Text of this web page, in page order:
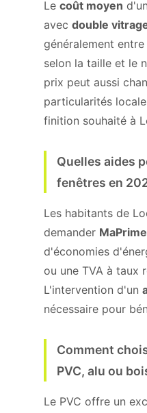
Le coût moyen
avec double
généralement
selon la taille et le
prix peut aussi
particularités
finition souhaité à
Quelles aides
fenêtres en
Les habitants de
demander
d'économies
ou une TVA à taux
L'intervention d'un
nécessaire pour
Comment
PVC, alu ou
Le PVC offre un